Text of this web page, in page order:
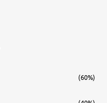
(60%)